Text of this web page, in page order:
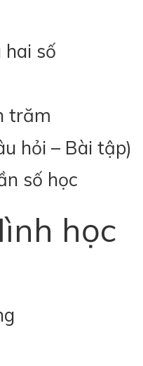
hai số
trăm
hỏi – Bài tập)
số học
học